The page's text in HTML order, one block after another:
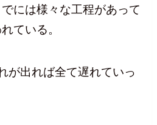
には様々な工程があって
ている。
が出れば全て遅れていっ